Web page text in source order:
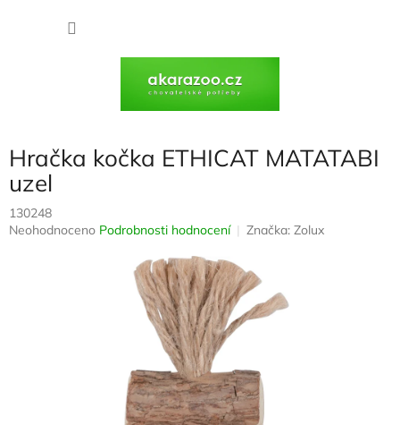
Hračka kočka ETHICAT MATATABI
uzel
130248
Průměrné
Neohodnoceno Podrobnosti hodnocení Značka: Zolux